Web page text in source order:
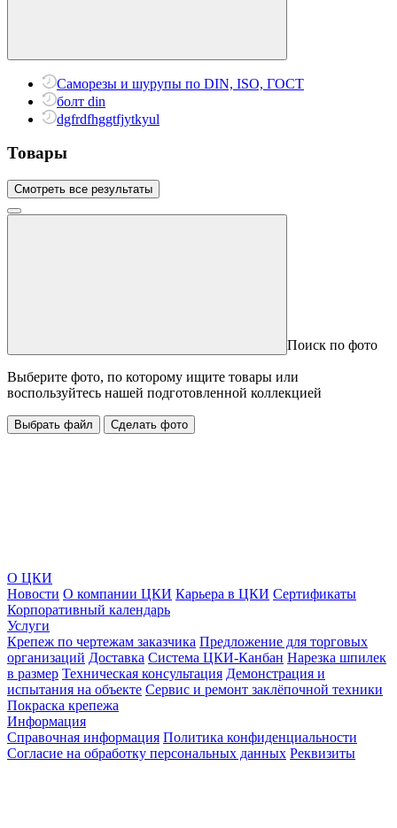
Саморезы и шурупы по DIN, ISO, ГОСТ
болт din
dgfrdfhggtfjytkyul
Товары
Смотреть все результаты
Поиск по фото
Выберите фото, по которому ищите товары или
воспользуйтесь нашей подготовленной коллекцией
Выбрать файл Сделать фото
О ЦКИ
Новости О компании ЦКИ Карьера в ЦКИ Сертификаты
Корпоративный календарь
Услуги
Крепеж по чертежам заказчика Предложение для торговых
организаций Доставка Система ЦКИ-Канбан Нарезка шпилек
в размер Техническая консультация Демонстрация и
испытания на объекте Сервис и ремонт заклёпочной техники
Покраска крепежа
Информация
Справочная информация Политика конфиденциальности
Согласие на обработку персональных данных Реквизиты